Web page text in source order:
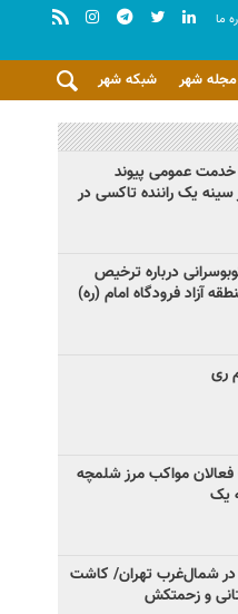
ما
شبکه شهر مجله شهر
خدمت عمومی پیوند
یک راننده تاکسی در
درباره ترخیص
آزاد فرودگاه امام (ره)
ری
فعالان مواکب مرز شلمچه
یک
شمال‌غرب تهران/ کاشت
و زحمتکش